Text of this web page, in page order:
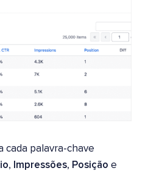
cada palavra-chave
, Impressões, Posição e